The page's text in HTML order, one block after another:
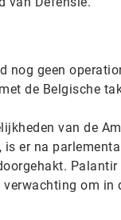
nog geen
de Belgische
van de
er na
om in